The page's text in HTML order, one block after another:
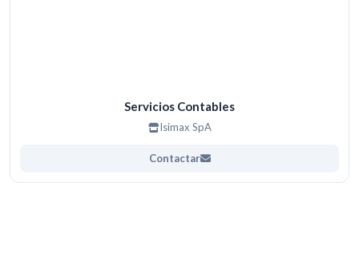
Servicios Contables
Isimax SpA
Contactar